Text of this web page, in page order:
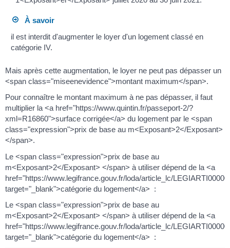
À savoir
il est interdit d'augmenter le loyer d'un logement classé en
catégorie IV.
Mais après cette augmentation, le loyer ne peut pas dépasser un
<span class="miseenevidence">montant maximum</span>.
Pour connaître le montant maximum à ne pas dépasser, il faut
multiplier la <a href="https://www.quintin.fr/passeport-2/?
xml=R16860">surface corrigée</a> du logement par le <span
class="expression">prix de base au m<Exposant>2</Exposant>
</span>.
Le <span class="expression">prix de base au
m<Exposant>2</Exposant> </span> à utiliser dépend de la <a
href="https://www.legifrance.gouv.fr/loda/article_lc/
target="_blank">catégorie du logement</a> :
Le <span class="expression">prix de base au
m<Exposant>2</Exposant> </span> à utiliser dépend de la <a
href="https://www.legifrance.gouv.fr/loda/article_lc/
target="_blank">catégorie du logement</a> :